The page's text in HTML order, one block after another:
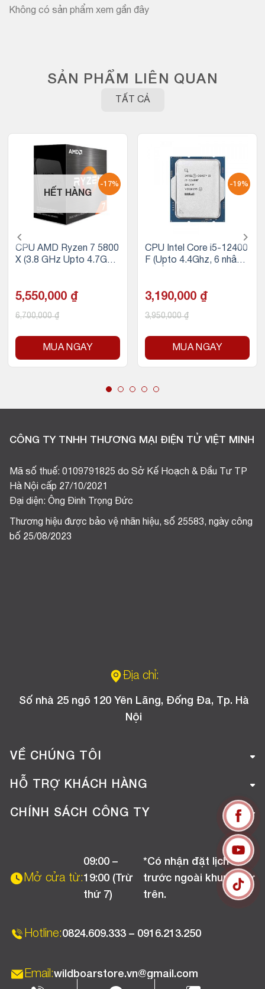
Không có sản phẩm xem gần đây
SẢN PHẨM LIÊN QUAN
TẤT CẢ
-17%
HẾT HÀNG
CPU AMD Ryzen 7 5800
X (3.8 GHz Upto 4.7GHz
M4)
5,550,000 ₫
6,700,000₫
MUA NGAY
-19%
CPU Intel Core i5-12400
F (Upto 4.4Ghz, 6 nhân 1
3,190,000 ₫
3,950,000₫
MUA NGAY
CÔNG TY TNHH THƯƠNG MẠI ĐIỆN TỬ VIỆT MINH
Mã số thuế: 0109791825 do Sở Kế Hoạch & Đầu Tư TP
Hà Nội cấp 27/10/2021
Đại diện: Ông Đinh Trọng Đức
Thương hiệu được bảo vệ nhãn hiệu, số 25583, ngày công
bố 25/08/2023
Địa chỉ:
Số nhà 25 ngõ 120 Yên Lãng, Đống Đa, Tp. Hà
Nội
VỀ CHÚNG TÔI
Giới thiệu công ty
Tuyển dụng
HỖ TRỢ KHÁCH HÀNG
Hướng dẫn mua hàng online
Chương trình khuyến mãi
CHÍNH SÁCH CÔNG TY
Chính sách bảo hành
Mở cửa từ:
09:00 –
19:00 (Trừ
thứ 7)
*Có nhận đặt lịch
trước ngoài khung giờ
trên.
Hotline:0824.609.333 – 0916.213.250
Email:wildboarstore.vn@gmail.com